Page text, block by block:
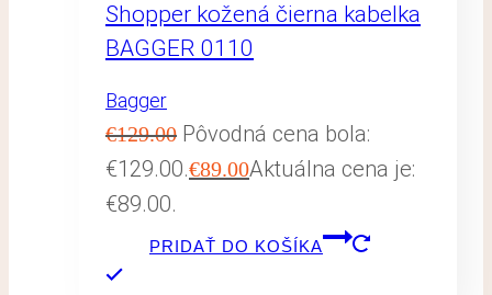
Shopper kožená čierna kabelka
BAGGER 0110
Bagger
€129.00 Pôvodná cena bola:
€129.00.€89.00Aktuálna cena je:
€89.00.
PRIDAŤ DO KOŠÍKA